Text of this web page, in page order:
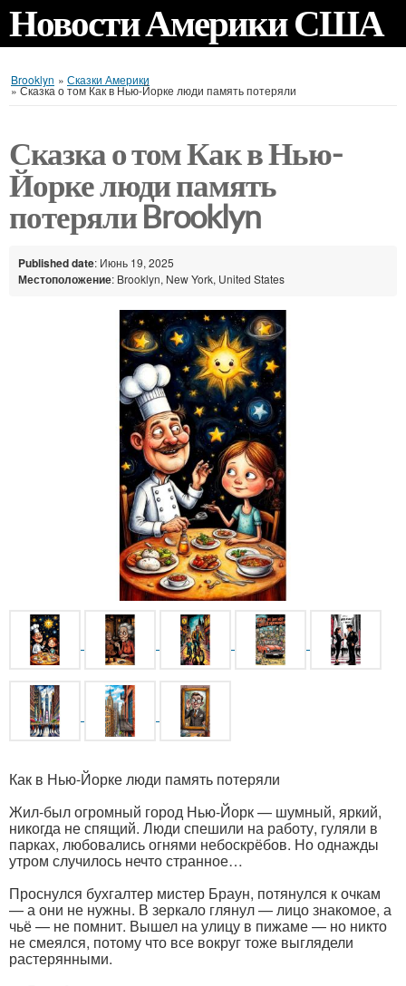
Новости Америки США
Brooklyn » Сказки Америки
»Сказка о том Как в Нью-Йорке люди память потеряли
Сказка о том Как в Нью-
Йорке люди память
потеряли Brooklyn
Published date: Июнь 19, 2025
Местоположение: Brooklyn, New York, United States
Как в Нью-Йорке люди память потеряли
Жил-был огромный город Нью-Йорк — шумный, яркий,
никогда не спящий. Люди спешили на работу, гуляли в
парках, любовались огнями небоскрёбов. Но однажды
утром случилось нечто странное…
Проснулся бухгалтер мистер Браун, потянулся к очкам
— а они не нужны. В зеркало глянул — лицо знакомое, а
чьё — не помнит. Вышел на улицу в пижаме — но никто
не смеялся, потому что все вокруг тоже выглядели
растерянными.